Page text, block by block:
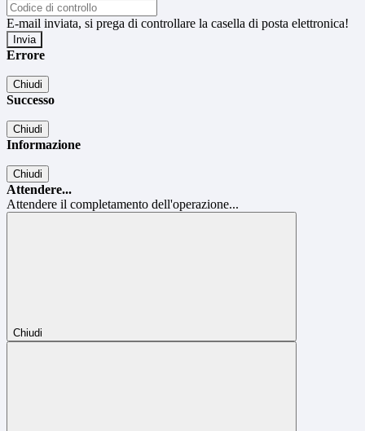
E-mail inviata, si prega di controllare la casella di posta elettronica!
Errore
Chiudi
Successo
Chiudi
Informazione
Chiudi
Attendere...
Attendere il completamento dell'operazione...
Chiudi